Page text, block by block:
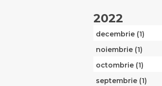
2022
decembrie (1)
noiembrie (1)
octombrie (1)
septembrie (1)